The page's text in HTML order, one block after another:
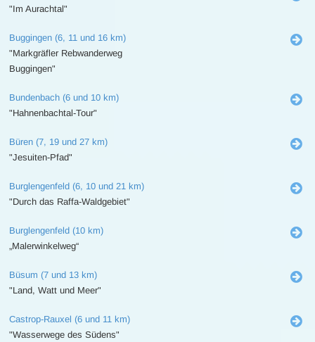
"Im Aurachtal"
Buggingen (6, 11 und 16 km)
"Markgräfler Rebwanderweg
Buggingen"
Bundenbach (6 und 10 km)
"Hahnenbachtal-Tour"
Büren (7, 19 und 27 km)
"Jesuiten-Pfad"
Burglengenfeld (6, 10 und 21 km)
"Durch das Raffa-Waldgebiet"
Burglengenfeld (10 km)
„Malerwinkelweg“
Büsum (7 und 13 km)
"Land, Watt und Meer"
Castrop-Rauxel (6 und 11 km)
"Wasserwege des Südens"